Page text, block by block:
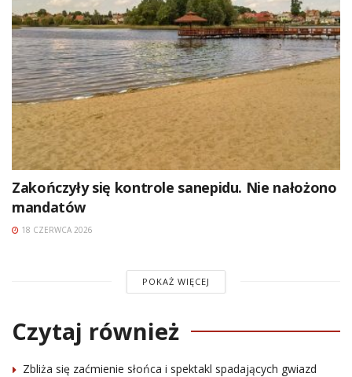
Zakończyły się kontrole sanepidu. Nie nałożono
mandatów
18 CZERWCA 2026
POKAŻ WIĘCEJ
Czytaj również
Zbliża się zaćmienie słońca i spektakl spadających gwiazd